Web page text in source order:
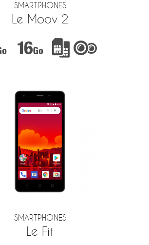
SMARTPHONES
Le Moov 2
SMARTPHONES
Le Fit